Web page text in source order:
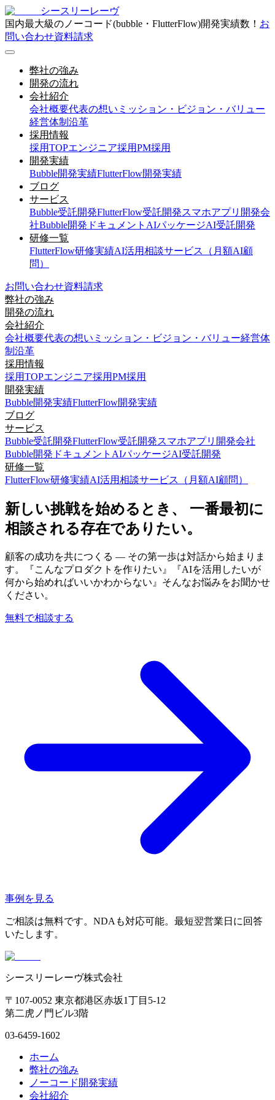
シースリーレーヴ
国内最大級のノーコード(bubble・FlutterFlow)開発実績数！ お
問い合わせ資料請求
弊社の強み
開発の流れ
会社紹介
会社概要代表の想い ミッション・ビジョン・バリュー
経営体制 沿革
採用情報
採用TOPエンジニア採用PM採用
開発実績
Bubble開発実績FlutterFlow開発実績
ブログ
サービス
Bubble受託開発FlutterFlow受託開発スマホアプリ開発会
社Bubble開発ドキュメント AIパッケージAI受託開発
研修一覧
FlutterFlow研修実績AI活用相談サービス（月額AI顧
問）
お問い合わせ資料請求
弊社の強み
開発の流れ
会社紹介
会社概要代表の想い ミッション・ビジョン・バリュー経営体
制 沿革
採用情報
採用TOPエンジニア採用PM採用
開発実績
Bubble開発実績FlutterFlow開発実績
ブログ
サービス
Bubble受託開発FlutterFlow受託開発スマホアプリ開発会社
Bubble開発ドキュメント AIパッケージAI受託開発
研修一覧
FlutterFlow研修実績AI活用相談サービス（月額AI顧問）
新しい挑戦を始めるとき、 一番最初に
相談される存在でありたい。
顧客の成功を共につくる — その第一歩は対話から始まりま
す。『こんなプロダクトを作りたい』『AIを活用したいが
何から始めればいいかわからない』そんなお悩みをお聞かせ
ください。
無料で相談する
事例を見る
ご相談は無料です。NDAも対応可能。最短翌営業日に回答
いたします。
シースリーレーヴ株式会社
〒107-0052 東京都港区赤坂1丁目5-12
第二虎ノ門ビル3階
03-6459-1602
ホーム
弊社の強み
ノーコード開発実績
会社紹介